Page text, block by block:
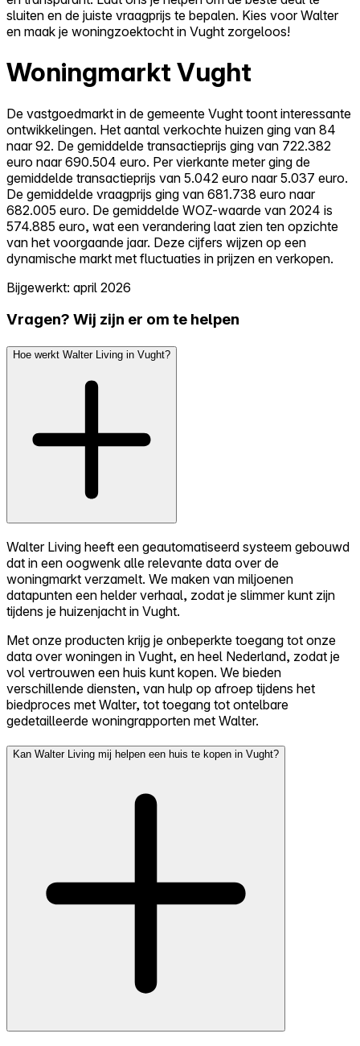
sluiten en de juiste vraagprijs te bepalen. Kies voor Walter
en maak je woningzoektocht in Vught zorgeloos!
Woningmarkt Vught
De vastgoedmarkt in de gemeente Vught toont interessante
ontwikkelingen. Het aantal verkochte huizen ging van 84
naar 92. De gemiddelde transactieprijs ging van 722.382
euro naar 690.504 euro. Per vierkante meter ging de
gemiddelde transactieprijs van 5.042 euro naar 5.037 euro.
De gemiddelde vraagprijs ging van 681.738 euro naar
682.005 euro. De gemiddelde WOZ-waarde van 2024 is
574.885 euro, wat een verandering laat zien ten opzichte
van het voorgaande jaar. Deze cijfers wijzen op een
dynamische markt met fluctuaties in prijzen en verkopen.
Bijgewerkt: april 2026
Vragen? Wij zijn er om te helpen
Hoe werkt Walter Living in Vught?
Walter Living heeft een geautomatiseerd systeem gebouwd
dat in een oogwenk alle relevante data over de
woningmarkt verzamelt. We maken van miljoenen
datapunten een helder verhaal, zodat je slimmer kunt zijn
tijdens je huizenjacht in Vught.
Met onze producten krijg je onbeperkte toegang tot onze
data over woningen in Vught, en heel Nederland, zodat je
vol vertrouwen een huis kunt kopen. We bieden
verschillende diensten, van hulp op afroep tijdens het
biedproces met Walter, tot toegang tot ontelbare
gedetailleerde woningrapporten met Walter.
Kan Walter Living mij helpen een huis te kopen in Vught?